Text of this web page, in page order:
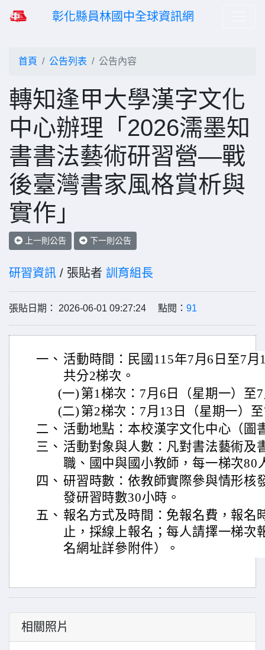
彰化縣員林國中全球資訊網
首頁 公告列表 公告內容
轉知逢甲大學漢字文化
中心辦理「2026濡墨知
書書法藝術研習營—戰
後臺灣書家風格賞析與
實作」
上一則公告 下一則公告
研習資訊 / 張貼者 訓育組長
張貼日期： 2026-06-01 09:27:24 點閱： 91
一、 活動時間：民國115年7月6日至7
共分2梯次。
(一) 第1梯次：7月6日（星期一）至
(二) 第2梯次：7月13日（星期一）
二、 活動地點：本校漢字文化中心（圖
三、 活動對象與人數：凡對書法藝術及
職、國中與國小教師，每一梯次80
四、 研習時數：依教師實際參與情形核
發研習時數30小時。
五、 報名方式及時間：免報名費，報名
止，採線上報名；每人請擇一梯次
名網址詳參附件）。
相關照片